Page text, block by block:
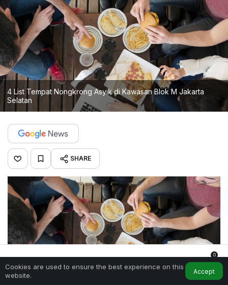
4 List Tempat Nongkrong Asyik di Kawasan Blok M Jakarta
Selatan
SHARE
Cookies are used to ensure the best experience on this
website.
Accept
Home My Account Notifications
0